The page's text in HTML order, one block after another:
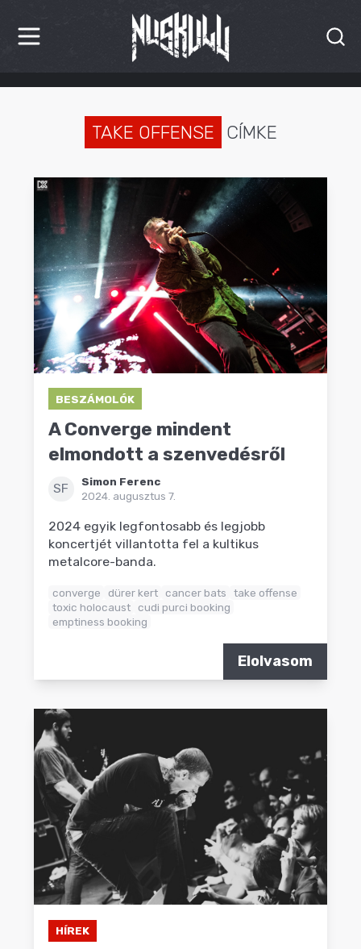
HÍREK
INTERJÚK
PREMIEREK
KULT
MÁSVILÁG
BLOG
TAKE OFFENSE CÍMKE
BESZÁMOLÓK
A Converge mindent
elmondott a szenvedésről
SF
Simon Ferenc
2024. augusztus 7.
2024 egyik legfontosabb és legjobb
koncertjét villantotta fel a kultikus
metalcore-banda.
converge dürer kert cancer bats
take offense
toxic holocaust cudi purci booking
emptiness booking
Elolvasom
HÍREK